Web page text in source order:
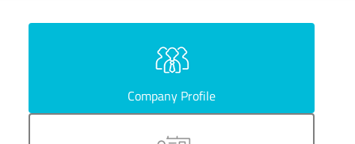
Company Profile